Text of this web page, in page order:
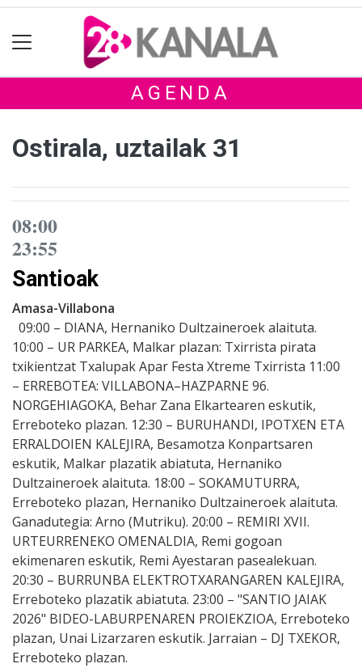
AGENDA
Ostirala, uztailak 31
08:00
23:55
Santioak
Amasa-Villabona
09:00 – DIANA, Hernaniko Dultzaineroek alaituta.
10:00 – UR PARKEA, Malkar plazan: Txirrista pirata
txikientzat Txalupak Apar Festa Xtreme Txirrista 11:00
– ERREBOTEA: VILLABONA–HAZPARNE 96.
NORGEHIAGOKA, Behar Zana Elkartearen eskutik,
Erreboteko plazan. 12:30 – BURUHANDI, IPOTXEN ETA
ERRALDOIEN KALEJIRA, Besamotza Konpartsaren
eskutik, Malkar plazatik abiatuta, Hernaniko
Dultzaineroek alaituta. 18:00 – SOKAMUTURRA,
Erreboteko plazan, Hernaniko Dultzaineroek alaituta.
Ganadutegia: Arno (Mutriku). 20:00 – REMIRI XVII.
URTEURRENEKO OMENALDIA, Remi gogoan
ekimenaren eskutik, Remi Ayestaran pasealekuan.
20:30 – BURRUNBA ELEKTROTXARANGAREN KALEJIRA,
Erreboteko plazatik abiatuta. 23:00 – "SANTIO JAIAK
2026" BIDEO-LABURPENAREN PROIEKZIOA, Erreboteko
plazan, Unai Lizarzaren eskutik. Jarraian – DJ TXEKOR,
Erreboteko plazan.